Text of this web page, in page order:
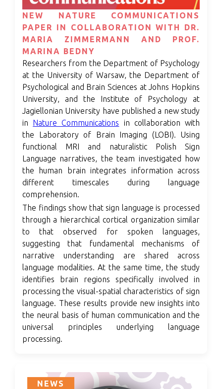
NEW NATURE COMMUNICATIONS
PAPER IN COLLABORATION WITH DR.
MARIA ZIMMERMANN AND PROF.
MARINA BEDNY
Researchers from the Department of Psychology
at the University of Warsaw, the Department of
Psychological and Brain Sciences at Johns Hopkins
University, and the Institute of Psychology at
Jagiellonian University have published a new study
in Nature Communications in collaboration with
the Laboratory of Brain Imaging (LOBI). Using
functional MRI and naturalistic Polish Sign
Language narratives, the team investigated how
the human brain integrates information across
different timescales during language
comprehension.
The findings show that sign language is processed
through a hierarchical cortical organization similar
to that observed for spoken languages,
suggesting that fundamental mechanisms of
narrative understanding are shared across
language modalities. At the same time, the study
identifies brain regions specifically involved in
processing the visual-spatial characteristics of sign
language. These results provide new insights into
the neural basis of human communication and the
universal principles underlying language
processing.
NEWS